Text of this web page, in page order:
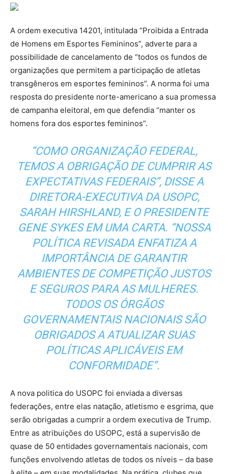
A ordem executiva 14201, intitulada “Proibida a Entrada
de Homens em Esportes Femininos”, adverte para a
possibilidade de cancelamento de “todos os fundos de
organizações que permitem a participação de atletas
transgêneros em esportes femininos”. A norma foi uma
resposta do presidente norte-americano a sua promessa
de campanha eleitoral, em que defendia “manter os
homens fora dos esportes femininos”.
“COMO ORGANIZAÇÃO FEDERAL,
TEMOS A OBRIGAÇÃO DE CUMPRIR AS
EXPECTATIVAS FEDERAIS”, DISSE A
DIRETORA-EXECUTIVA DA USOPC,
SARAH HIRSHLAND, E O PRESIDENTE
GENE SYKES EM UMA CARTA. “NOSSA
POLÍTICA REVISADA ENFATIZA A
IMPORTÂNCIA DE GARANTIR
AMBIENTES DE COMPETIÇÃO JUSTOS
E SEGUROS PARA AS MULHERES.
TODOS OS ÓRGÃOS
GOVERNAMENTAIS NACIONAIS SÃO
OBRIGADOS A ATUALIZAR SUAS
POLÍTICAS APLICÁVEIS EM
CONFORMIDADE”.
A nova politica do USOPC foi enviada a diversas
federações, entre elas natação, atletismo e esgrima, que
serão obrigadas a cumprir a ordem executiva de Trump.
Entre as atribuições do USOPC, está a supervisão de
quase de 50 entidades governamentais nacionais, com
funções envolvendo atletas de todos os níveis – da base